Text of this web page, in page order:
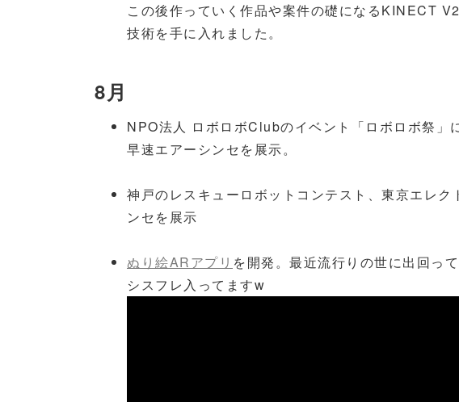
この後作っていく作品や案件の礎になるKINECT
技術を手に入れました。
8月
NPO法人 ロボロボClubのイベント「ロボロボ祭」
早速エアーシンセを展示。
神戸のレスキューロボットコンテスト、東京エレ
ンセを展示
ぬり絵ARアプリ を開発。最近流行りの世に出回っ
シスフレ入ってますw